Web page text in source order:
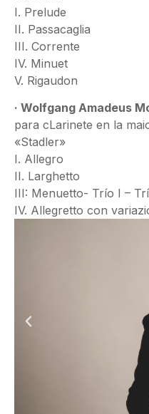
I. Prelude
II. Passacaglia
III. Corrente
IV. Minuet
V. Rigaudon
· Wolfgang Amadeus
para cLarinete en la
«Stadler»
I. Allegro
II. Larghetto
III: Menuetto- Trío I –
IV. Allegretto con